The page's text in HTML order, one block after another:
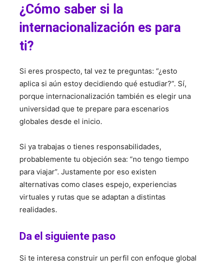
¿Cómo saber si la
internacionalización es para
ti?
Si eres prospecto, tal vez te preguntas: “¿esto
aplica si aún estoy decidiendo qué estudiar?”. Sí,
porque internacionalización también es elegir una
universidad que te prepare para escenarios
globales desde el inicio.
Si ya trabajas o tienes responsabilidades,
probablemente tu objeción sea: “no tengo tiempo
para viajar”. Justamente por eso existen
alternativas como clases espejo, experiencias
virtuales y rutas que se adaptan a distintas
realidades.
Da el siguiente paso
Si te interesa construir un perfil con enfoque global